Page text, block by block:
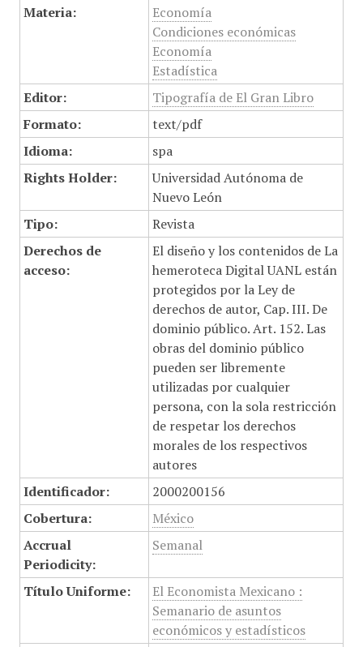
Materia:
Economía
Condiciones económicas
Economía
Estadística
Editor:
Tipografía de El Gran Libro
Formato:
text/pdf
Idioma:
spa
Rights Holder:
Universidad Autónoma de
Nuevo León
Tipo:
Revista
Derechos de
acceso:
El diseño y los contenidos de La
hemeroteca Digital UANL están
protegidos por la Ley de
derechos de autor, Cap. III. De
dominio público. Art. 152. Las
obras del dominio público
pueden ser libremente
utilizadas por cualquier
persona, con la sola restricción
de respetar los derechos
morales de los respectivos
autores
Identificador:
2000200156
Cobertura:
México
Accrual
Periodicity:
Semanal
Título Uniforme:
El Economista Mexicano :
Semanario de asuntos
económicos y estadísticos